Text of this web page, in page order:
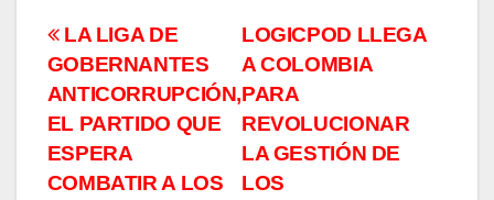
Navegación
de
entradas
LOGICPOD LLEGA
A COLOMBIA
PARA
REVOLUCIONAR
LA GESTIÓN DE
LOS
LA LIGA DE
GOBERNANTES
ANTICORRUPCIÓN,
EL PARTIDO QUE
ESPERA
COMBATIR A LOS